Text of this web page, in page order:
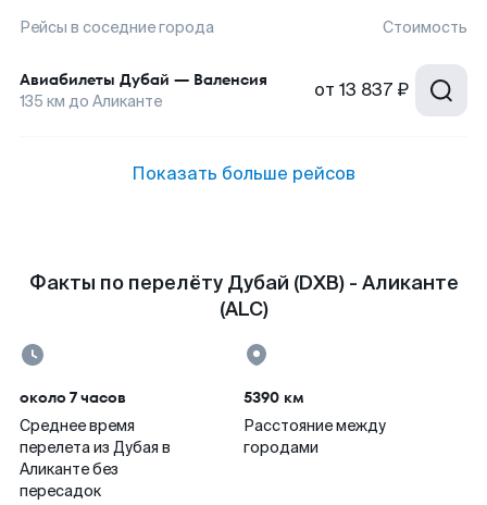
Рейсы в соседние города Стоимость
Авиабилеты Дубай — Валенсия
135 км до Аликанте от 13 837 ₽
Показать больше рейсов
Факты по перелёту Дубай (DXB) - Аликанте
(ALC)
около 7 часов
Среднее время
перелета из Дубая в
Аликанте без
пересадок
5390 км
Расстояние между
городами